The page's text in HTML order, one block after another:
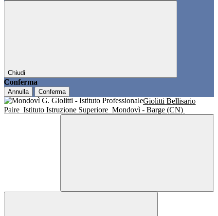
Chiudi
Conferma
Annulla Conferma
Giolitti Bellisario
Paire Istituto Istruzione Superiore Mondovì - Barge (CN)